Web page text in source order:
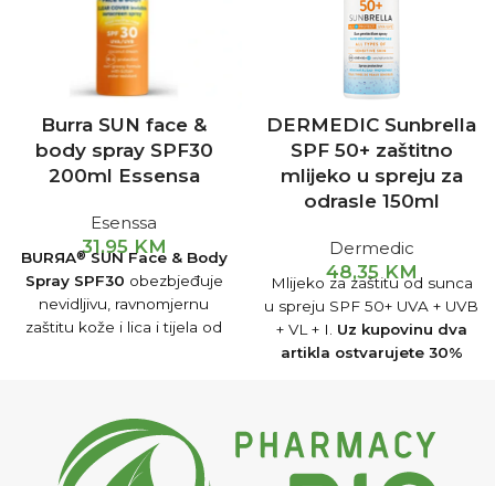
Burra SUN face &
body spray SPF30
200ml Essensa
Esenssa
31,95 KM
BURЯA®SUN Face & Body
Spray SPF30 obezbjeđuje
nevidljivu, ravnomjernu
zaštitu kože i lica i tijela od
DERMEDIC Sunbrella
SPF 50+ zaštitno
mlijeko u spreju za
odrasle 150ml
Dermedic
48,35KM
Mlijeko za zaštitu od sunca
u spreju SPF 50+ UVA + UVB
+ VL + I. Uz kupovinu dva
artikla ostvarujete 30%
(Popusti od 30% i 35% se
obračunavaju na kasi).